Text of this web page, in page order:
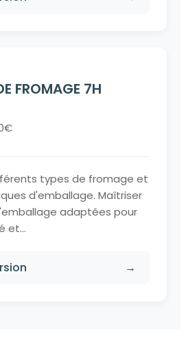
FROMAGE 7H
types de fromage et
d'emballage. Maîtriser
adaptées pour
et...
→